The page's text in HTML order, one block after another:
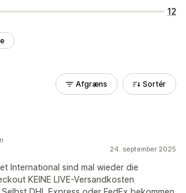
12
Afgræns Sortér
24. september 2025
International sind mal wieder die
KEINE LIVE-Versandkosten